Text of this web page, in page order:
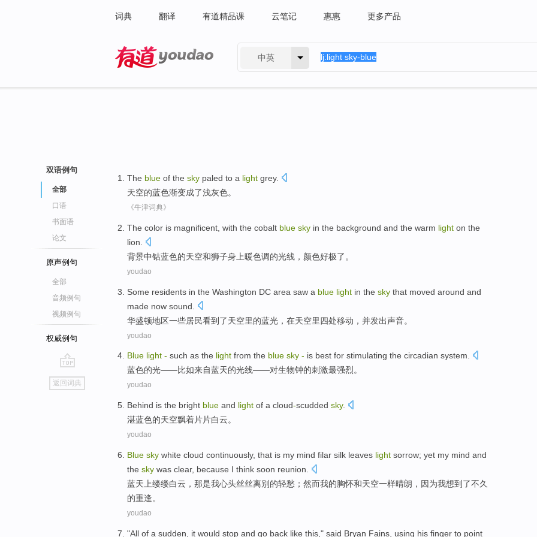
词典 翻译 有道精品课 云笔记 惠惠 更多产品
中英
双语例句
全部
口语
书面语
论文
原声例句
全部
音频例句
视频例句
权威例句
go
top
返回词典
The blue of the sky paled to a light grey.
天空的蓝色渐变成了浅灰色。
《牛津词典》
The color is magnificent , with the cobalt blue sky in the background and the warm light on the
lion
背景中钴蓝色的天空和狮子身上暖色调的光线 ， 颜色好极了 。
youdao
Some residents in the Washington DC area saw a blue light in the sky that moved around and
made now sound
华盛顿地区一些居民看到了天空里的蓝光 ， 在天空里四处移动 ，并发出声音。
youdao
Blue light - such as the light from the blue sky - is best for stimulating the circadian system.
蓝色的光——比如来自蓝天的光线——对生物钟的刺激最强烈。
youdao
Behind is the bright blue and light of a cloud-scudded sky.
湛蓝色的天空飘着片片白云。
youdao
Blue sky white cloud continuously, that is my mind filar silk leaves light sorrow; yet my mind and
the sky was clear, because I think soon reunion
蓝天 上缕缕白云 ， 那是我心头丝丝离别的轻愁 ； 然而我的胸怀和天空一样晴朗 ， 因为我想到 了不久
的重逢。
youdao
"All of a sudden it would stop and go back like this," said Bryan Fains , using his finger to point